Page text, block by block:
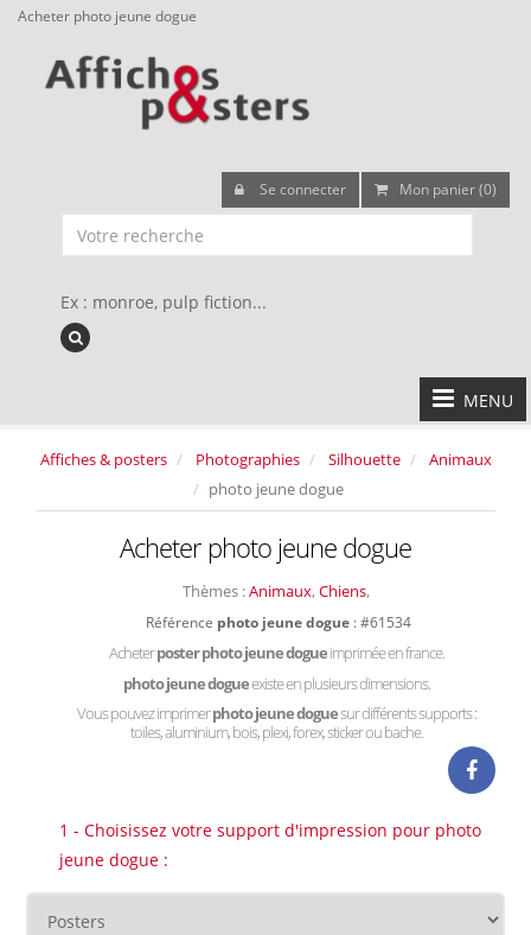
Acheter photo jeune dogue
Se connecter Mon panier (0)
Ex : monroe, pulp fiction...
MENU
Affiches & posters Photographies Silhouette
Animaux
photo jeune dogue
Acheter photo jeune dogue
Thèmes :Animaux, Chiens,
Référence photo jeune dogue : #61534
Acheterposter photo jeune dogueimprimée en france.
photo jeune dogueexiste en plusieurs dimensions.
Vous pouvez imprimerphoto jeune doguesur différents supports :
toiles, aluminium, bois, plexi, forex, sticker ou bache.
1 - Choisissez votre support d'impression pour photo
jeune dogue :